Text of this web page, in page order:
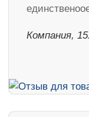
Компания,